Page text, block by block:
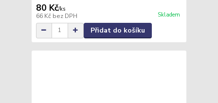
80 Kč/ks
66 Kč bez DPH Skladem
Přidat do košíku